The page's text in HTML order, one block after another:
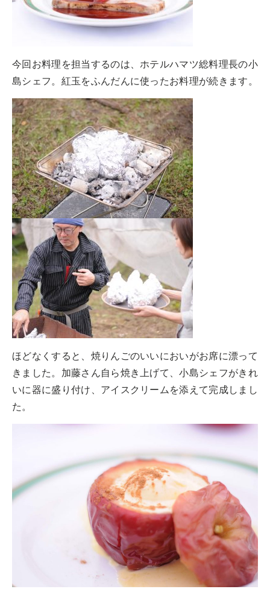
今回お料理を担当するのは、ホテルハマツ総料理長の小
島シェフ。紅玉をふんだんに使ったお料理が続きます。
ほどなくすると、焼りんごのいいにおいがお席に漂って
きました。加藤さん自ら焼き上げて、小島シェフがきれ
いに器に盛り付け、アイスクリームを添えて完成しまし
た。